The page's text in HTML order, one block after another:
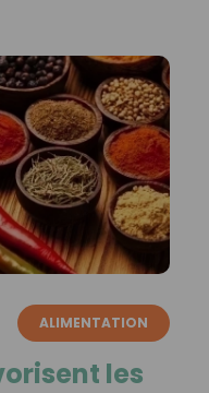
ALIMENTATION
les